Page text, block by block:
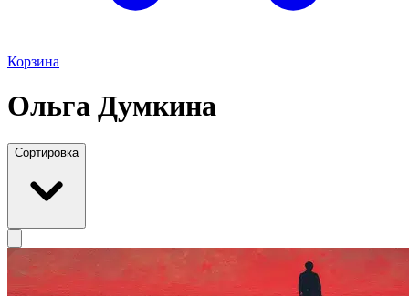
Корзина
Ольга Думкина
Сортировка